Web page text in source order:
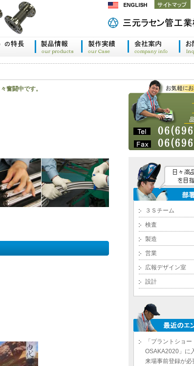
奮闘中です。
３Ｓチーム
検査
製造
営業
広報デザイン室
設計
「プラントショー
OSAKA2020」に
来場事前登録が必